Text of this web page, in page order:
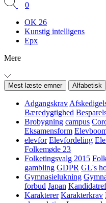
0
OK 26
Kunstig intelligens
Epx
Mere
Mest læste emner Alfabetisk
Adgangskrav
Bæredygtighed
Brobygning campus
Eksamensform
elevfor Elevfordeling
Folkemøde 23
Folketingsvalg 2015
gambling GDPR GL's
Gymnasielukning
forbud Japan
Karakterer Karakterkrav